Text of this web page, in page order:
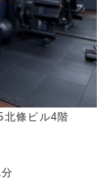
條ビル4階